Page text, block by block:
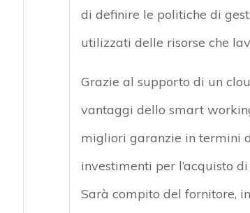
di definire le politiche di
utilizzati delle risorse che
Grazie al supporto di un
vantaggi dello smart
migliori garanzie in termini
investimenti per l’acquisto
Sarà compito del fornitore,